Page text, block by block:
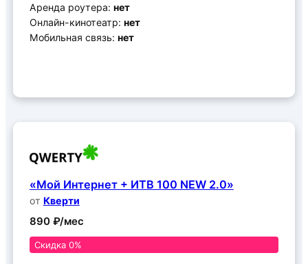
Аренда роутера: нет
Онлайн-кинотеатр: нет
Мобильная связь: нет
«Мой Интернет + ИТВ 100 NEW 2.0»
от Кверти
890 ₽/мес
Скидка 0%